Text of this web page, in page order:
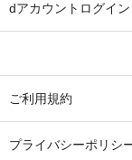
dアカウントログイン
ご利用規約
プライバシーポリシ